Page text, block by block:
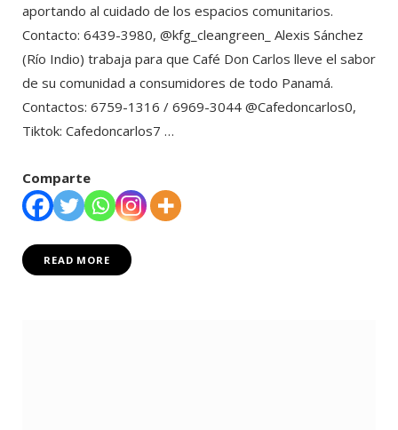
aportando al cuidado de los espacios comunitarios.
Contacto: 6439-3980, @kfg_cleangreen_ Alexis Sánchez
(Río Indio) trabaja para que Café Don Carlos lleve el sabor
de su comunidad a consumidores de todo Panamá.
Contactos: 6759-1316 / 6969-3044 @Cafedoncarlos0,
Tiktok: Cafedoncarlos7 …
Comparte
READ MORE